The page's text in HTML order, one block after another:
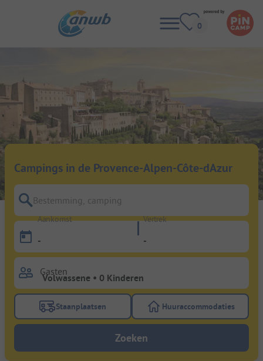
Campings in de Provence-Alpen-Côte-dAzur
Bestemming, camping
Aankomst
-
Vertrek
-
Gasten
Gebruik de filterknop staanplaatsen om te zoeken
Staanplaatsen Gebruik de
Huuraccommodaties
Zoeken